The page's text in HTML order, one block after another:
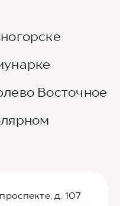
Восточное
д. 107